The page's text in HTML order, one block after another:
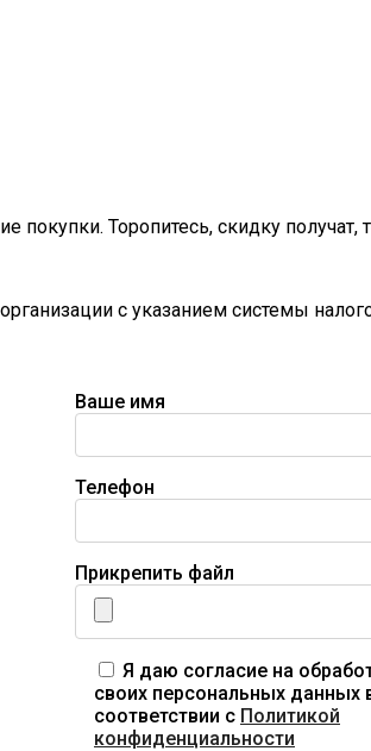
покупки. Торопитесь, скидку
с указанием системы
Ваше имя
Телефон
Прикрепить файл
Я даю согласие на
своих персональных данных
соответствии с Политикой
конфиденциальности